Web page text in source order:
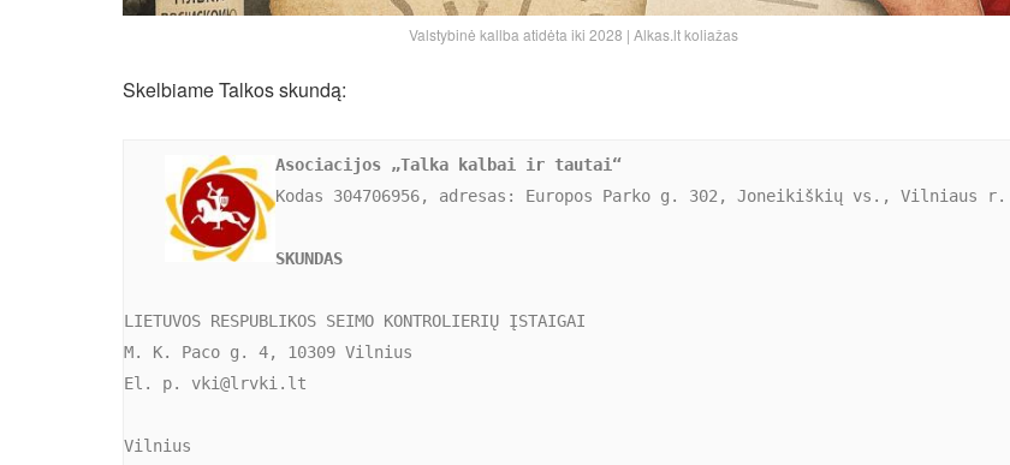
Valstybinė kallba atidėta iki 2028 | Alkas.lt koliažas
Skelbiame Talkos skundą:
Asociacijos „Talka kalbai ir tautai“
Kodas 304706956, adresas: Europos Parko g. 302, Joneikiškių vs., Vilniaus r.
SKUNDAS
LIETUVOS RESPUBLIKOS SEIMO KONTROLIERIŲ ĮSTAIGAI
M. K. Paco g. 4, 10309 Vilnius
El. p. vki@lrvki.lt
Vilnius